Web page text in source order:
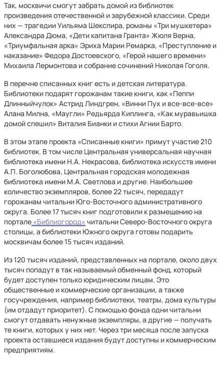
Так, москвичи смогут забрать домой из библиотек
произведения отечественной и зарубежной классики. Среди
них — трагедии Уильяма Шекспира, романы «Три мушкетера»
Александра Дюма, «Дети капитана Гранта» Жюля Верна,
«Триумфальная арка» Эриха Марии Ремарка, «Преступление и
наказание» Федора Достоевского, «Герой нашего времени»
Михаила Лермонтова и собрание сочинений Николая Гоголя.
В перечне списанных книг есть и детская литература.
Библиотеки подарят горожанам такие книги, как «Пеппи
Длинныйчулок» Астрид Линдгрен, «Винни Пух и все-все-все»
Алана Милна, «Маугли» Редьярда Киплинга, «Как муравьишка
домой спешил» Виталия Бианки и стихи Агнии Барто.
В этом этапе проекта «Списанные книги» примут участие 210
библиотек. В том числе Центральная универсальная научная
библиотека имени Н.А. Некрасова, библиотека искусств имени
А.П. Боголюбова, Центральная городская молодежная
библиотека имени М.А. Светлова и другие. Наибольшее
количество экземпляров, более 22 тысяч, передадут
горожанам читальни Юго-Восточного административного
округа. Более 17 тысяч книг подготовили к размещению на
портале «Библиогород» читальни Северо-Восточного округа
столицы, а библиотеки Южного округа готовы подарить
москвичам более 15 тысяч изданий.
Из 120 тысяч изданий, представленных на портале, около двух
тысяч попадут в так называемый обменный фонд, который
будет доступен только юридическим лицам. Это
общественные и коммерческие организации, а также
госучреждения, например библиотеки, театры, дома культуры
(им отдадут приоритет). С помощью фонда одни читальни
смогут отдавать ненужные экземпляры, а другие — получать
те книги, которых у них нет. Через три месяца после запуска
проекта оставшиеся издания будут доступны и коммерческим
предприятиям.